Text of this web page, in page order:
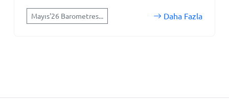
Mayıs'26 Barometres... Daha Fazla